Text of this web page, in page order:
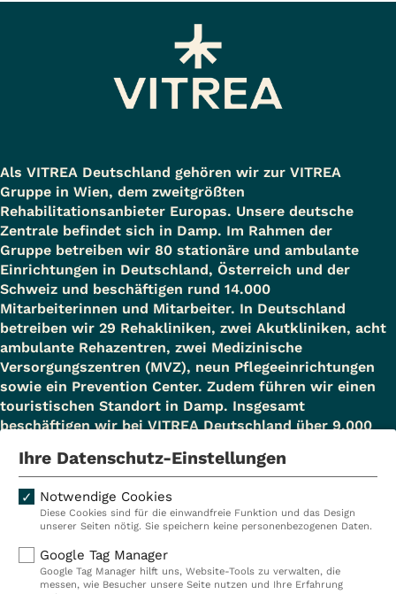
Als VITREA Deutschland gehören wir zur VITREA
Gruppe in Wien, dem zweitgrößten
Rehabilitationsanbieter Europas. Unsere deutsche
Zentrale befindet sich in Damp. Im Rahmen der
Gruppe betreiben wir 80 stationäre und ambulante
Einrichtungen in Deutschland, Österreich und der
Schweiz und beschäftigen rund 14.000
Mitarbeiterinnen und Mitarbeiter. In Deutschland
betreiben wir 29 Rehakliniken, zwei Akutkliniken, acht
ambulante Rehazentren, zwei Medizinische
Versorgungszentren (MVZ), neun Pflegeeinrichtungen
sowie ein Prevention Center. Zudem führen wir einen
touristischen Standort in Damp. Insgesamt
beschäftigen wir bei VITREA Deutschland über 9.000
Kliniken
Ambulant
Reha
Prävention
Karriere
Ihre Datenschutz-Einstellungen
Notwendige Cookies
Diese Cookies sind für die einwandfreie Funktion und das Design
unserer Seiten nötig. Sie speichern keine personenbezogenen Daten.
Google Tag Manager
Google Tag Manager hilft uns, Website-Tools zu verwalten, die
messen, wie Besucher unsere Seite nutzen und Ihre Erfahrung